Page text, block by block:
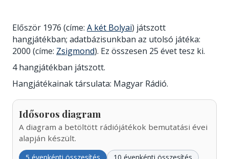
Először 1976 (címe: A két Bolyai) játszott
hangjátékban; adatbázisunkban az utolsó játéka:
2000 (címe: Zsigmond). Ez összesen 25 évet tesz ki.
4 hangjátékban játszott.
Hangjátékainak társulata: Magyar Rádió.
Idősoros diagram
A diagram a betöltött rádiójátékok bemutatási évei
alapján készült.